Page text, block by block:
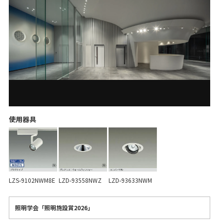
使用器具
LZS-9102NWM8E LZD-93558NWZ LZD-93633NWM
照明学会「照明施設賞2026」